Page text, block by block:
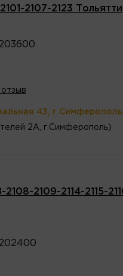
2107-2123 Тольятти
отзыв
43,
2А, г.Симферополь)
2109-2114-2115-